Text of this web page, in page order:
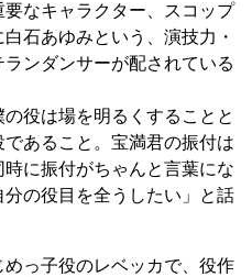
なキャラクター、スコップ
石あゆみという、演技力・
ンダンサーが配されている
役は場を明るくすることと
であること。宝満君の振付は
に振付がちゃんと言葉にな
の役目を全うしたい」と話
っ子役のレベッカで、役作